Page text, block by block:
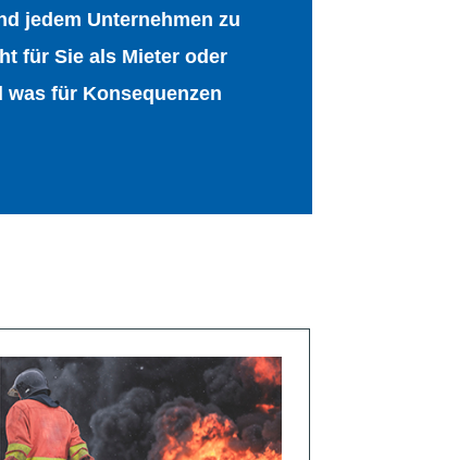
jedem Unternehmen zu
für Sie als Mieter oder
für Konsequenzen